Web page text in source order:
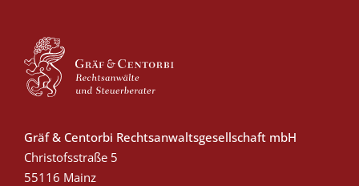
Gräf & Centorbi Rechtsanwaltsgesellschaft mbH
Christofsstraße 5
55116 Mainz